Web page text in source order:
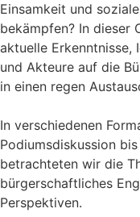
Einsamkeit und
bekämpfen? In dieser
aktuelle Erkenntnisse,
und Akteure auf die
in einen regen
In verschiedenen
Podiumsdiskussion
betrachteten wir die
bürgerschaftliches
Perspektiven.